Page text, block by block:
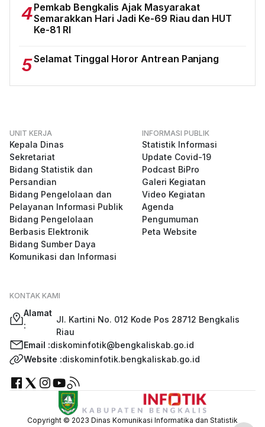
4Pemkab Bengkalis Ajak Masyarakat
Semarakkan Hari Jadi Ke-69 Riau dan HUT
Ke-81 RI
5Selamat Tinggal Horor Antrean Panjang
UNIT KERJA
Kepala Dinas
Sekretariat
Bidang Statistik dan
Persandian
Bidang Pengelolaan dan
Pelayanan Informasi Publik
Bidang Pengelolaan
Berbasis Elektronik
Bidang Sumber Daya
Komunikasi dan Informasi
INFORMASI PUBLIK
Statistik Informasi
Update Covid-19
Podcast BiPro
Galeri Kegiatan
Video Kegiatan
Agenda
Pengumuman
Peta Website
KONTAK KAMI
Alamat
:
Jl. Kartini No. 012 Kode Pos 28712 Bengkalis
Riau
Email :diskominfotik@bengkaliskab.go.id
Website :diskominfotik.bengkaliskab.go.id
Copyright © 2023 Dinas Komunikasi Informatika dan Statistik